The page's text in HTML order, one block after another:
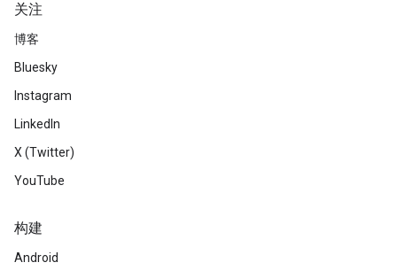
关注
博客
Bluesky
Instagram
LinkedIn
X (Twitter)
YouTube
构建
Android